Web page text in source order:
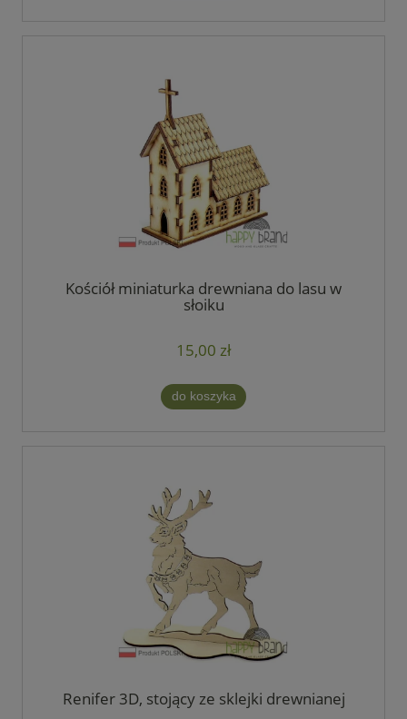
Kościół miniaturka drewniana do lasu w
słoiku
15,00 zł
do koszyka
Renifer 3D, stojący ze sklejki drewnianej